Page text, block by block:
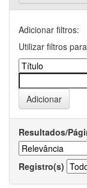
Adicionar filtros:
Utilizar filtros
Resultados/
Registro(s)